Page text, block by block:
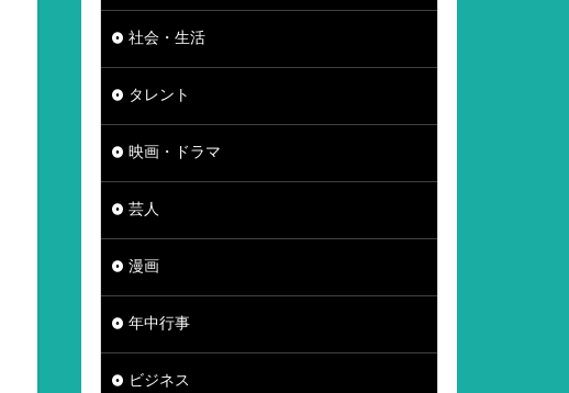
社会・生活
タレント
映画・ドラマ
芸人
漫画
年中行事
ビジネス